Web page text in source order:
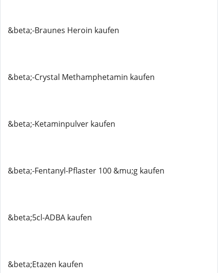
&beta;-Braunes Heroin kaufen
&beta;-Crystal Methamphetamin kaufen
&beta;-Ketaminpulver kaufen
&beta;-Fentanyl-Pflaster 100 &mu;g kaufen
&beta;5cl-ADBA kaufen
&beta;Etazen kaufen